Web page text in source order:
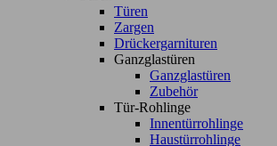
Türen
Zargen
Drückergarnituren
Ganzglastüren
Ganzglastüren
Zubehör
Tür-Rohlinge
Innentürrohlinge
Haustürrohlinge